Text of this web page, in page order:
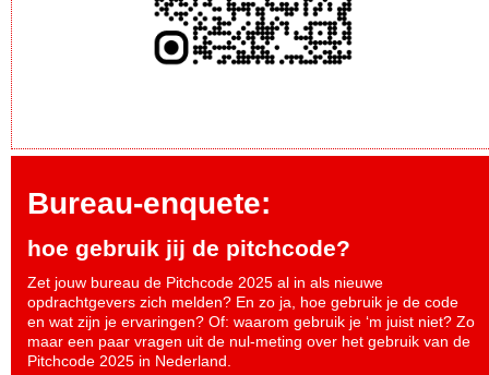
Bureau-enquete:
hoe gebruik jij de pitchcode?
Zet jouw bureau de Pitchcode 2025 al in als nieuwe
opdrachtgevers zich melden? En zo ja, hoe gebruik je de code
en wat zijn je ervaringen? Of: waarom gebruik je ‘m juist niet? Zo
maar een paar vragen uit de nul-meting over het gebruik van de
Pitchcode 2025 in Nederland.